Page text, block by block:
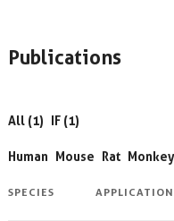
Publications
All (1) IF (1)
Human Mouse Rat Monkey
SPECIES APPLICATION